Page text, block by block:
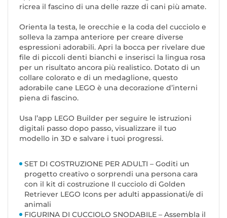
ricrea il fascino di una delle razze di cani più amate.
Orienta la testa, le orecchie e la coda del cucciolo e
solleva la zampa anteriore per creare diverse
espressioni adorabili. Apri la bocca per rivelare due
file di piccoli denti bianchi e inserisci la lingua rosa
per un risultato ancora più realistico. Dotato di un
collare colorato e di un medaglione, questo
adorabile cane LEGO è una decorazione d’interni
piena di fascino.
Usa l’app LEGO Builder per seguire le istruzioni
digitali passo dopo passo, visualizzare il tuo
modello in 3D e salvare i tuoi progressi.
SET DI COSTRUZIONE PER ADULTI – Goditi un
progetto creativo o sorprendi una persona cara
con il kit di costruzione Il cucciolo di Golden
Retriever LEGO Icons per adulti appassionati/e di
animali
FIGURINA DI CUCCIOLO SNODABILE – Assembla il